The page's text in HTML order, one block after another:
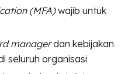
(MFA)wajib untuk
managerdan kebijakan
seluruh organisasi